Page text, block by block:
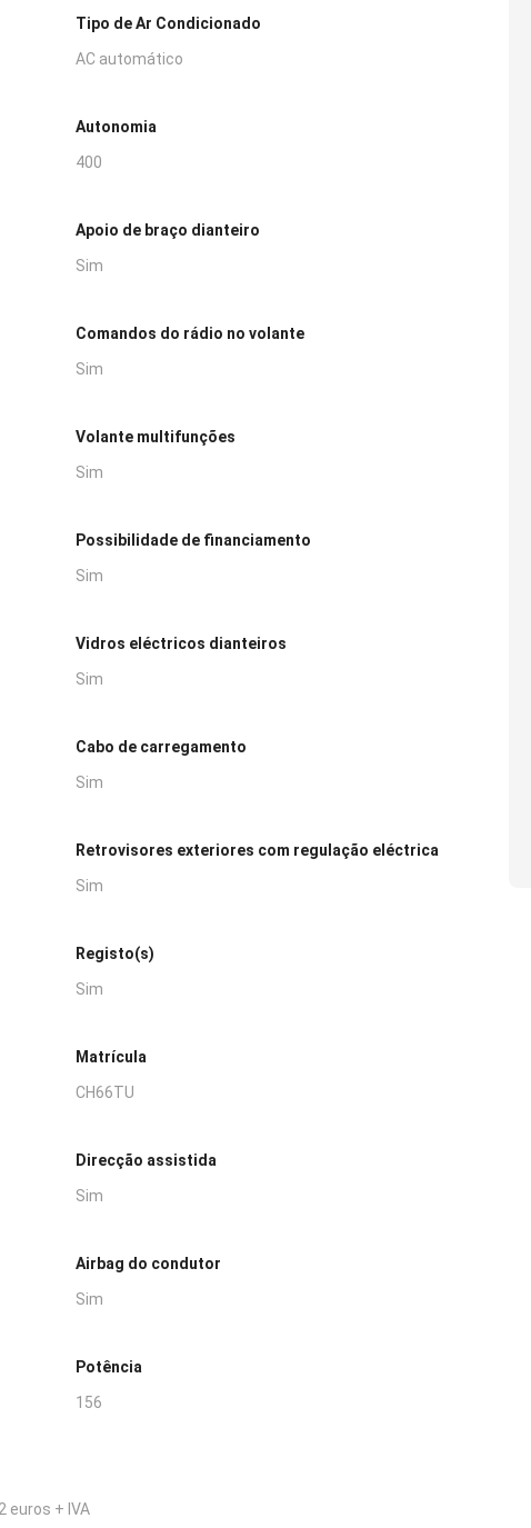
Tipo de Ar Condicionado
AC automático
Autonomia
400
Apoio de braço dianteiro
Sim
Comandos do rádio no volante
Sim
Volante multifunções
Sim
Possibilidade de financiamento
Sim
Vidros eléctricos dianteiros
Sim
Cabo de carregamento
Sim
Retrovisores exteriores com regulação eléctrica
Sim
Registo(s)
Sim
Matrícula
CH66TU
Direcção assistida
Sim
Airbag do condutor
Sim
Potência
156
euros + IVA